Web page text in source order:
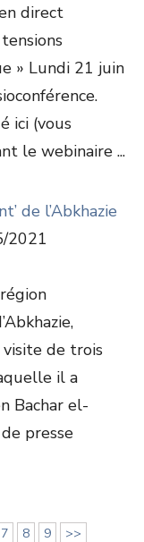
direct
» Lundi 21 juin
ici (vous
le webinaire ...
de l’Abkhazie
2021
visite de trois
il a
Bachar el-
presse
7 8 9 >>